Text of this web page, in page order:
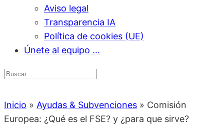
Aviso legal
Transparencia IA
Política de cookies (UE)
Únete al equipo …
Inicio » Ayudas & Subvenciones » Comisión
Europea: ¿Qué es el FSE? y ¿para que sirve?